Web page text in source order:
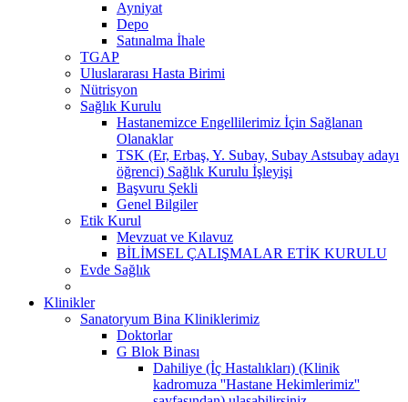
Ayniyat
Depo
Satınalma İhale
TGAP
Uluslararası Hasta Birimi
Nütrisyon
Sağlık Kurulu
Hastanemizce Engellilerimiz İçin Sağlanan
Olanaklar
TSK (Er, Erbaş, Y. Subay, Subay Astsubay adayı
öğrenci) Sağlık Kurulu İşleyişi
Başvuru Şekli
Genel Bilgiler
Etik Kurul
Mevzuat ve Kılavuz
BİLİMSEL ÇALIŞMALAR ETİK KURULU
Evde Sağlık
Klinikler
Sanatoryum Bina Kliniklerimiz
Doktorlar
G Blok Binası
Dahiliye (İç Hastalıkları) (Klinik
kadromuza ''Hastane Hekimlerimiz''